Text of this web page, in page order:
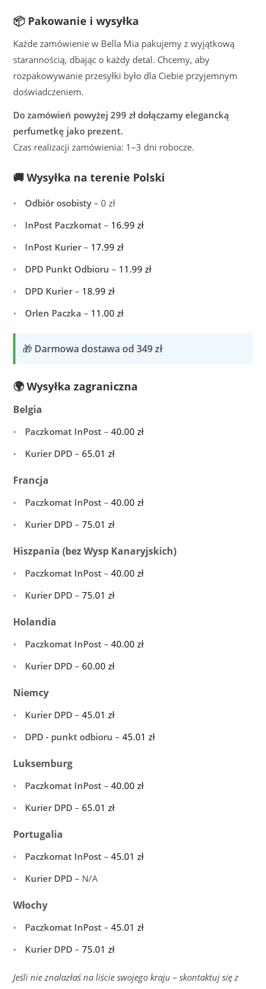
📦 Pakowanie i wysyłka
Każde zamówienie w Bella Mia pakujemy z wyjątkową
starannością, dbając o każdy detal. Chcemy, aby
rozpakowywanie przesyłki było dla Ciebie przyjemnym
doświadczeniem.
Do zamówień powyżej 299 zł dołączamy elegancką
perfumetkę jako prezent.
Czas realizacji zamówienia: 1–3 dni robocze.
🚚 Wysyłka na terenie Polski
Odbiór osobisty – 0 zł
InPost Paczkomat – 16.99zł
InPost Kurier– 17.99zł
DPD Punkt Odbioru – 11.99zł
DPD Kurier– 18.99zł
Orlen Paczka – 11.00zł
🎁 Darmowa dostawa od 349 zł
🌍 Wysyłka zagraniczna
Belgia
Paczkomat InPost –40.00zł
Kurier DPD –65.01zł
Francja
Paczkomat InPost –40.00zł
Kurier DPD –75.01zł
Hiszpania (bez Wysp Kanaryjskich)
Paczkomat InPost –40.00zł
Kurier DPD –75.01zł
Holandia
Paczkomat InPost –40.00zł
Kurier DPD –60.00zł
Niemcy
Kurier DPD –45.01zł
DPD - punkt odbioru –45.01zł
Luksemburg
Paczkomat InPost –40.00zł
Kurier DPD –65.01zł
Portugalia
Paczkomat InPost –45.01zł
Kurier DPD – N/A
Włochy
Paczkomat InPost –45.01zł
Kurier DPD –75.01zł
Jeśli nie znalazłaś na liście swojego kraju – skontaktuj się z